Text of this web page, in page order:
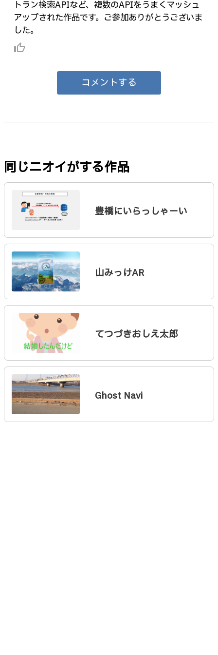
トラン検索APIなど、複数のAPIをうまくマッシュ
アップされた作品です。ご参加ありがとうございま
した。
thumb_up_alt
コメントする
同じニオイがする作品
豊橋にいらっしゃーい
山みっけAR
てつづきおしえ太郎
Ghost Navi